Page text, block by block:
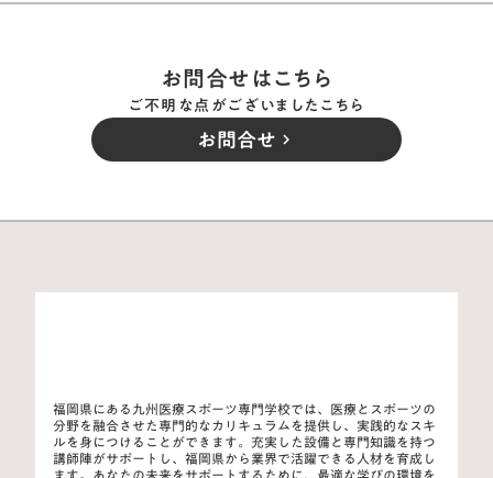
お問合せはこちら
ご不明な点がございましたこちら
お問合せ keyboard_arrow_right
福岡県にある九州医療スポーツ専門学校では、医療とスポーツの
分野を融合させた専門的なカリキュラムを提供し、実践的なスキ
ルを身につけることができます。充実した設備と専門知識を持つ
講師陣がサポートし、福岡県から業界で活躍できる人材を育成し